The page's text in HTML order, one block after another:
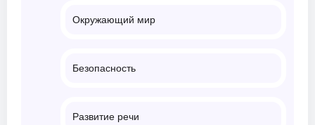
Окружающий мир
Безопасность
Развитие речи